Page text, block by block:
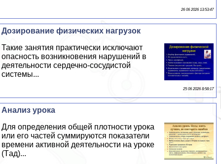
26 06 2026 13:53:47
Дозирование физических нагрузок
Такие занятия пpaктически исключают
опасность возникновения нарушений в
деятельности сердечно-сосудистой
системы...
25 06 2026 8:58:17
Анализ урока
Для определения общей плотности урока
или его частей суммируются показатели
времени активной деятельности на уроке
(Tад)...